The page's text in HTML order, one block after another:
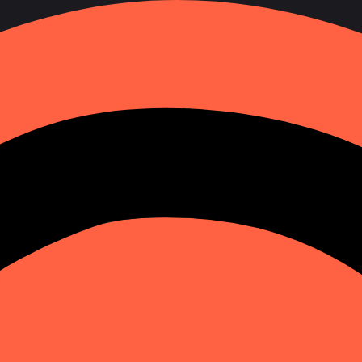
від шахраїв у месенджерах
й пропущені виклики — перший крок шахраїв.
невідомого номера?